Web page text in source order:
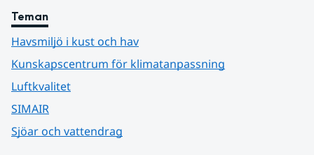
Teman
Havsmiljö i kust och hav
Kunskapscentrum för klimatanpassning
Luftkvalitet
SIMAIR
Sjöar och vattendrag